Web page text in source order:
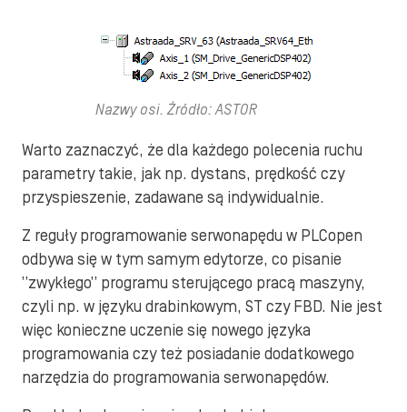
Nazwy osi. Źródło: ASTOR
Warto zaznaczyć, że dla każdego polecenia ruchu
parametry takie, jak np. dystans, prędkość czy
przyspieszenie, zadawane są indywidualnie.
Z reguły programowanie serwonapędu w PLCopen
odbywa się w tym samym edytorze, co pisanie
”zwykłego” programu sterującego pracą maszyny,
czyli np. w języku drabinkowym, ST czy FBD. Nie jest
więc konieczne uczenie się nowego języka
programowania czy też posiadanie dodatkowego
narzędzia do programowania serwonapędów.